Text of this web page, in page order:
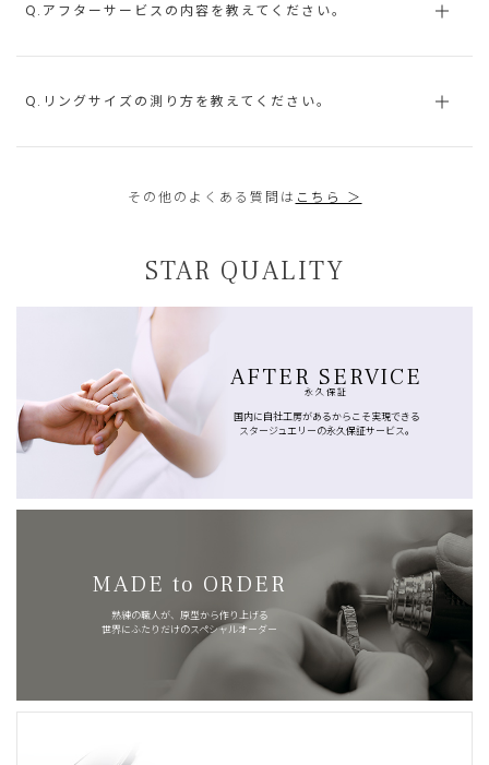
Q.アフターサービスの内容を教えてください。
Q.リングサイズの測り方を教えてください。
その他のよくある質問は こちら ＞
STAR QUALITY
AFTER SERVICE
永久保証
国内に自社工房があるからこそ実現できる
スタージュエリーの永久保証サービス。
MADE to ORDER
熟練の職人が、原型から作り上げる
世界にふたりだけのスペシャルオーダー